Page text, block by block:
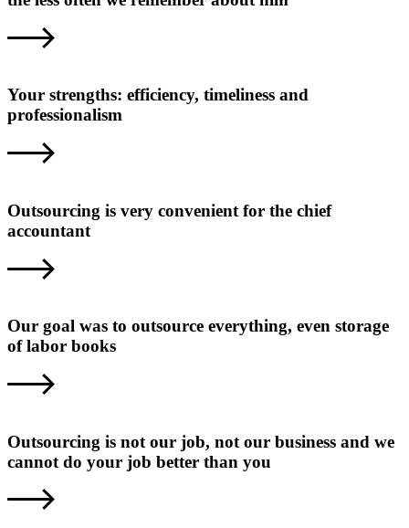
Your strengths: efficiency, timeliness and
professionalism
Outsourcing is very convenient for the chief
accountant
Our goal was to outsource everything, even storage
of labor books
Outsourcing is not our job, not our business and we
cannot do your job better than you